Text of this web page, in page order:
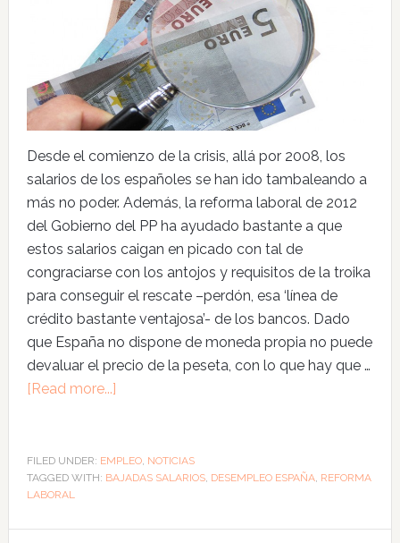
Desde el comienzo de la crisis, allá por 2008, los
salarios de los españoles se han ido tambaleando a
más no poder. Además, la reforma laboral de 2012
del Gobierno del PP ha ayudado bastante a que
estos salarios caigan en picado con tal de
congraciarse con los antojos y requisitos de la troika
para conseguir el rescate –perdón, esa ‘línea de
crédito bastante ventajosa’- de los bancos. Dado
que España no dispone de moneda propia no puede
devaluar el precio de la peseta, con lo que hay que …
[Read more...]
FILED UNDER: EMPLEO, NOTICIAS
TAGGED WITH: BAJADAS SALARIOS, DESEMPLEO ESPAÑA, REFORMA
LABORAL